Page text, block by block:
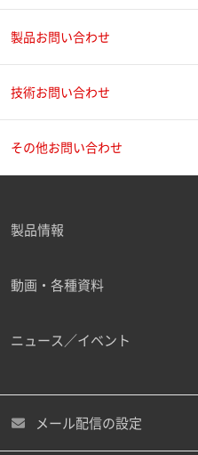
製品お問い合わせ
技術お問い合わせ
その他お問い合わせ
製品情報
動画・各種資料
ニュース／イベント
メール配信の設定